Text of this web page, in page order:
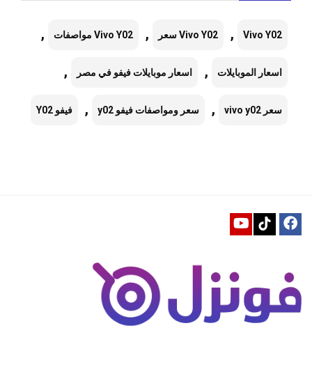
Vivo Y02
, Vivo Y02 سعر , Vivo Y02 مواصفات ,
اسعار الموبايلات , اسعار موبايلات فيفو في مصر ,
سعر vivo y02 , سعر ومواصفات فيفو y02 , فيفو Y02